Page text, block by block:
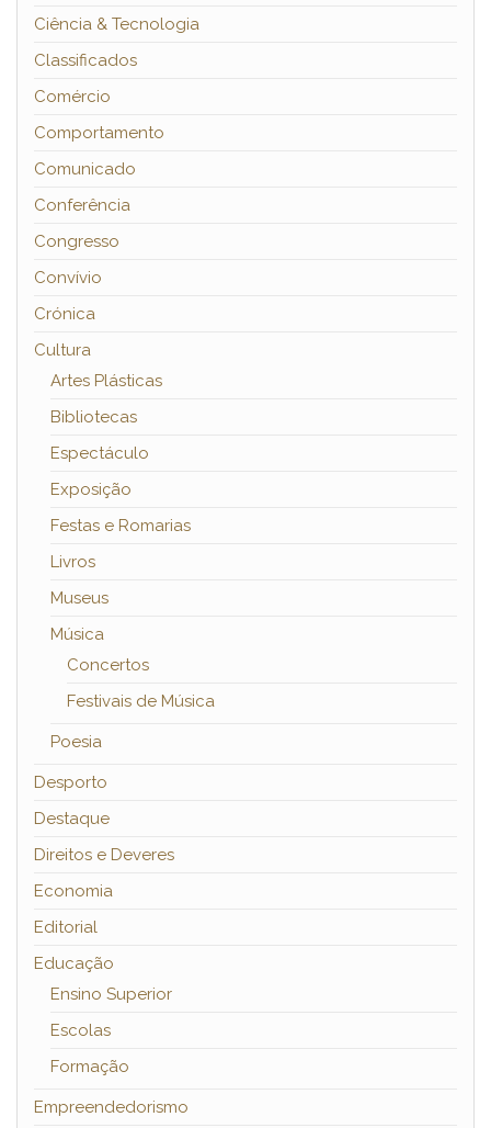
Ciência & Tecnologia
Classificados
Comércio
Comportamento
Comunicado
Conferência
Congresso
Convívio
Crónica
Cultura
Artes Plásticas
Bibliotecas
Espectáculo
Exposição
Festas e Romarias
Livros
Museus
Música
Concertos
Festivais de Música
Poesia
Desporto
Destaque
Direitos e Deveres
Economia
Editorial
Educação
Ensino Superior
Escolas
Formação
Empreendedorismo